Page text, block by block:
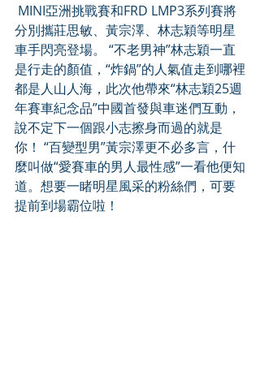
分別攜莊思敏、黃宗澤、林志穎等明星
車手閃亮登場。 “不老男神”林志穎一直
是行走的顏值，“炸鍋”的人氣值走到哪裡
都是人山人海，此次他帶來“林志穎25週
年賽車紀念品”中國首發與車迷們互動，
說不定下一個跟小志擦身而過的就是
你！ “百變型男”黃宗澤更不必多言，什
麼叫做“愛賽車的男人最性感”一看他便知
道。想要一睹明星風采的粉絲們，可要
提前到場霸位啦！